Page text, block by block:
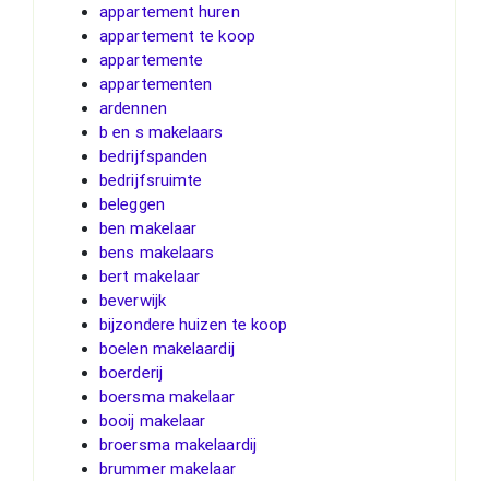
appartement huren
appartement te koop
appartemente
appartementen
ardennen
b en s makelaars
bedrijfspanden
bedrijfsruimte
beleggen
ben makelaar
bens makelaars
bert makelaar
beverwijk
bijzondere huizen te koop
boelen makelaardij
boerderij
boersma makelaar
booij makelaar
broersma makelaardij
brummer makelaar